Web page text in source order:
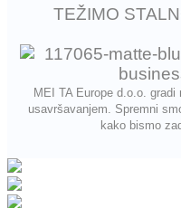
TEŽIMO
MEI TA Europe d.o.o.
usavršavanjem. Spremni
kako bismo